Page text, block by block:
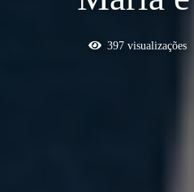
397visualizações